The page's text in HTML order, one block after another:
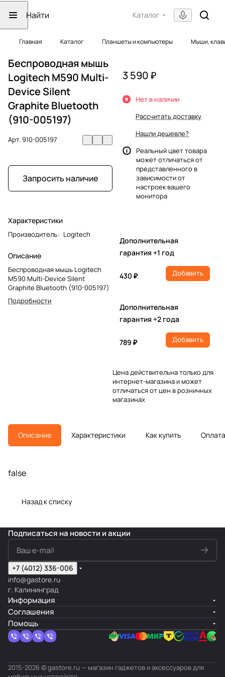
Каталог
Главная Каталог Планшеты и компьютеры Мыши,
Беспроводная мышь
Logitech M590 Multi-
Device Silent
Graphite Bluetooth
(910-005197)
Арт.910-005197
Запросить наличие
Характеристики
Производитель: Logitech
Описание
Беспроводная мышь Logitech
M590 Multi-Device Silent
Graphite Bluetooth (910-005197)
Подробности
3 590 ₽
Нет в наличии
Рассчитать доставку
Нашли дешевле?
Реальный цвет товара
может отличаться от
представленного в
зависимости от
настроек вашего
монитора
Дополнительная
гарантия +1 год
430 ₽ Добавить
Дополнительная
гарантия +2 года
789 ₽ Добавить
Цена действительна только для
интернет-магазина и может
отличаться от цен в розничных
магазинах
Описание Характеристики Как купить Оплата
false
Назад к списку
Подписаться на новости и акции
+7 (4012) 336-006
info@gastore.ru
г. Калининград
Информация
Соглашения
Помощь
2015-2026 © gastore.ru — магазин гаджетов и аксессуаров для